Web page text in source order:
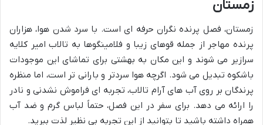
زمستان
زمستان، فصل پرنده نگران حرفه ای است. با سرد شدن هوا، هزاران
پرنده مهاجر از جمله قوهای زیبا و فلامینگوها به تالاب امیر کلایه
سرازیر می شوند و این مکان به بهشتی برای تماشای این موجودات
باشکوه تبدیل می شود. اگرچه هوا سردتر و بارانی تر است، اما منظره
پرندگان بر روی آب های آرام تالاب، تجربه ای فراموش نشدنی و نادر
را ارائه می دهد. برای سفر در این فصل، حتماً لباس گرم و ضد آب
همراه داشته باشید تا بتوانید از این تجربه بی نظیر لذت ببرید.